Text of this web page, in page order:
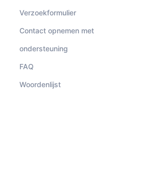
Verzoekformulier
Contact opnemen met
ondersteuning
FAQ
Woordenlijst